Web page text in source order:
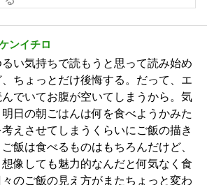
ンイチロ
い気持ちで読もうと思って読み始め
ちょっとだけ後悔する。だって、エ
んでいてお腹が空いてしまうから。気
日の朝ごはんは何を食べようかみた
えさせてしまうくらいにご飯の描き
飯は食べるものはもちろんだけど、
像しても魅力的なんだと何気なく食
のご飯の見え方がまたちょっと変わ